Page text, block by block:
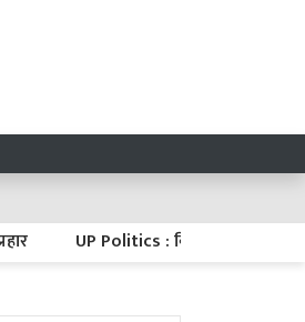
UP Politics : विधानसभा चुनाव से पहले